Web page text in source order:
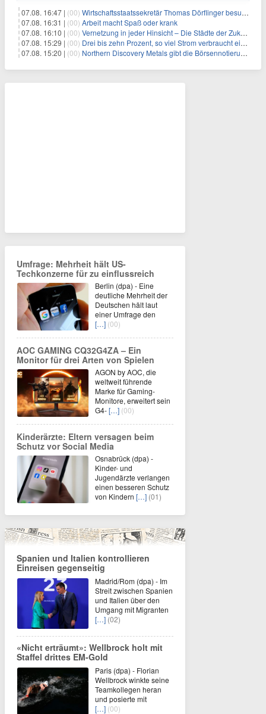
07.08. 16:47 | (00) Wirtschaftsstaatssekretär Thomas Dörflinger besucht Handwerksbetrieb im Kammerbezirk Freiburg
07.08. 16:31 | (00) Arbeit macht Spaß oder krank
07.08. 16:10 | (00) Vernetzung in jeder Hinsicht – Die Städte der Zukunft sind grün-blau
07.08. 15:29 | (00) Drei bis zehn Prozent, so viel Strom verbraucht ein Aufzug im Gebäude
07.08. 15:20 | (00) Northern Discovery Metals gibt die Börsennotierung an der Frankfurter Wertpapierbörse bekannt
Umfrage: Mehrheit hält US-
Techkonzerne für zu einflussreich
Berlin (dpa) - Eine
deutliche Mehrheit der
Deutschen hält laut
einer Umfrage den
[…] (00)
AOC GAMING CQ32G4ZA – Ein
Monitor für drei Arten von Spielen
AGON by AOC, die
weltweit führende
Marke für Gaming-
Monitore, erweitert sein
G4-[…] (00)
Kinderärzte: Eltern versagen beim
Schutz vor Social Media
Osnabrück (dpa) -
Kinder- und
Jugendärzte verlangen
einen besseren Schutz
von Kindern […] (01)
Spanien und Italien kontrollieren
Einreisen gegenseitig
Madrid/Rom (dpa) - Im
Streit zwischen Spanien
und Italien über den
Umgang mit Migranten
[…] (02)
«Nicht erträumt»: Wellbrock holt mit
Staffel drittes EM-Gold
Paris (dpa) - Florian
Wellbrock winkte seine
Teamkollegen heran
und posierte mit
[…] (00)